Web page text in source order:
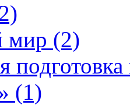
(2)
(1)